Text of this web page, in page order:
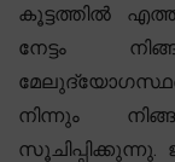
കൂട്ടത്തിൽ
നേട്ടം
നിന്നും
സൂചിപ്പിക്കുന്നു.